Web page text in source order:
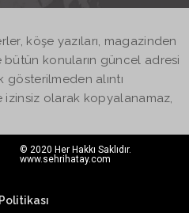
36 11 12 13
45
17
36
köşe yazıları, magazinden
konuların güncel adresi
gösterilmeden alıntı
izinsiz olarak kopyalanamaz,
© 2020 Her Hakkı Saklıdır.
www.sehrihatay.com